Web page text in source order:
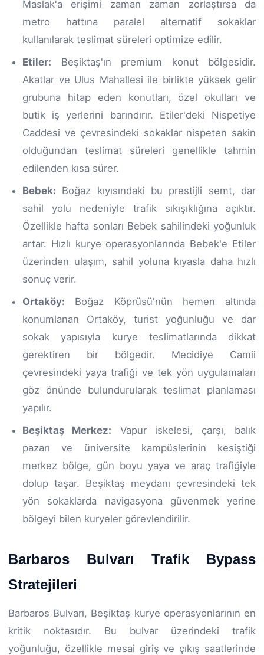
Maslak'a erişimi zaman zaman zorlaştırsa da
metro hattına paralel alternatif sokaklar
kullanılarak teslimat süreleri optimize edilir.
Etiler: Beşiktaş'ın premium konut bölgesidir.
Akatlar ve Ulus Mahallesi ile birlikte yüksek gelir
grubuna hitap eden konutları, özel okulları ve
butik iş yerlerini barındırır. Etiler'deki Nispetiye
Caddesi ve çevresindeki sokaklar nispeten sakin
olduğundan teslimat süreleri genellikle tahmin
edilenden kısa sürer.
Bebek: Boğaz kıyısındaki bu prestijli semt, dar
sahil yolu nedeniyle trafik sıkışıklığına açıktır.
Özellikle hafta sonları Bebek sahilindeki yoğunluk
artar. Hızlı kurye operasyonlarında Bebek'e Etiler
üzerinden ulaşım, sahil yoluna kıyasla daha hızlı
sonuç verir.
Ortaköy: Boğaz Köprüsü'nün hemen altında
konumlanan Ortaköy, turist yoğunluğu ve dar
sokak yapısıyla kurye teslimatlarında dikkat
gerektiren bir bölgedir. Mecidiye Camii
çevresindeki yaya trafiği ve tek yön uygulamaları
göz önünde bulundurularak teslimat planlaması
yapılır.
Beşiktaş Merkez: Vapur iskelesi, çarşı, balık
pazarı ve üniversite kampüslerinin kesiştiği
merkez bölge, gün boyu yaya ve araç trafiğiyle
dolup taşar. Beşiktaş meydanı çevresindeki tek
yön sokaklarda navigasyona güvenmek yerine
bölgeyi bilen kuryeler görevlendirilir.
Barbaros Bulvarı Trafik Bypass
Stratejileri
Barbaros Bulvarı, Beşiktaş kurye operasyonlarının en
kritik noktasıdır. Bu bulvar üzerindeki trafik
yoğunluğu, özellikle mesai giriş ve çıkış saatlerinde